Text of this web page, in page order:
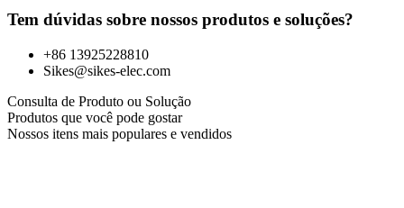
Tem dúvidas sobre nossos produtos e soluções?
+86 13925228810
Sikes@sikes-elec.com
Consulta de Produto ou Solução
Produtos que você pode gostar
Nossos itens mais populares e vendidos